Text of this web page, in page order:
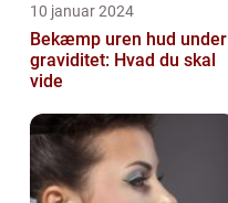
10 januar 2024
Bekæmp uren hud under
graviditet: Hvad du skal
vide